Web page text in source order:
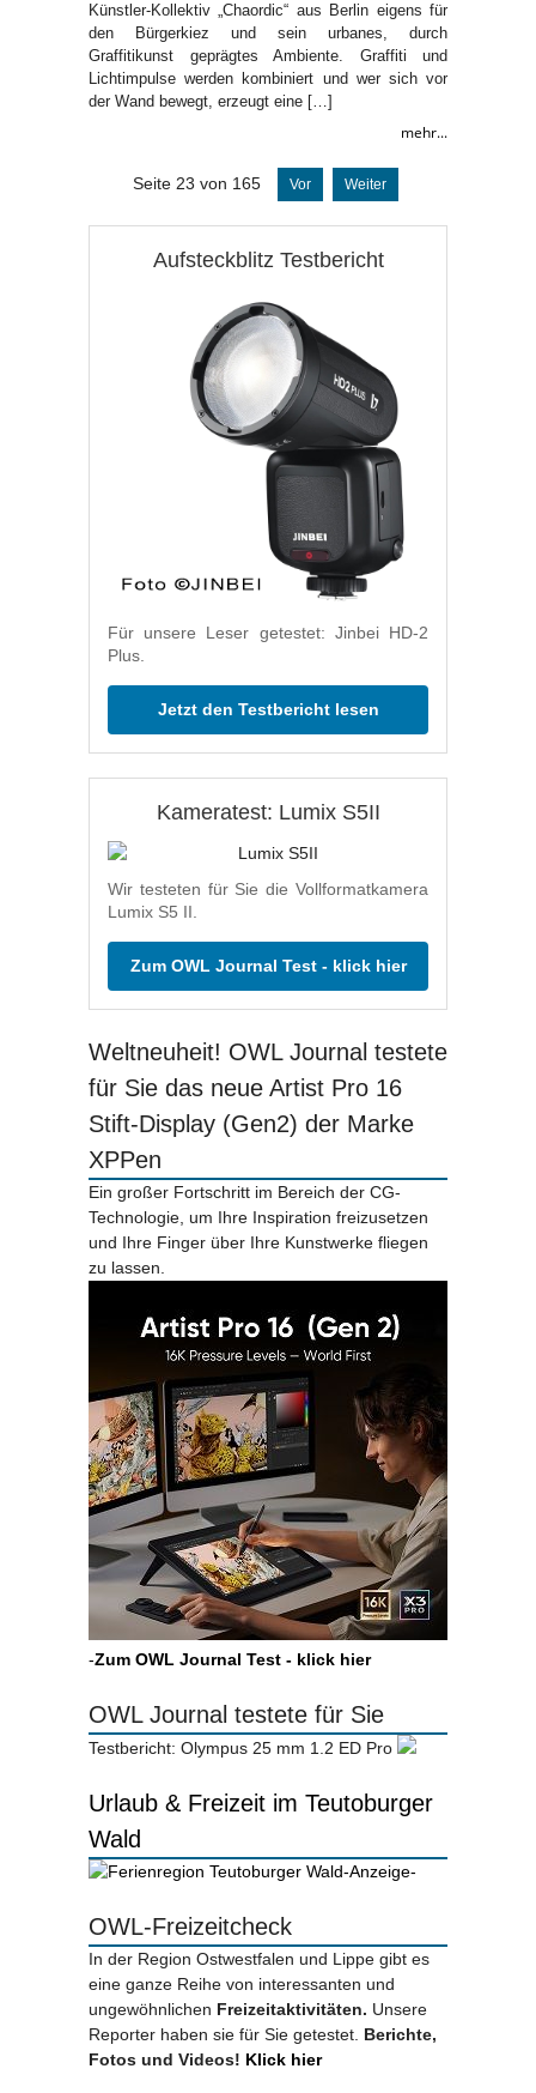
Künstler-Kollektiv „Chaordic“ aus Berlin eigens für
den Bürgerkiez und sein urbanes, durch
Graffitikunst geprägtes Ambiente. Graffiti und
Lichtimpulse werden kombiniert und wer sich vor
der Wand bewegt, erzeugt eine […]
mehr...
Seite 23 von 165 Vor Weiter
Aufsteckblitz Testbericht
Für unsere Leser getestet: Jinbei HD-2
Plus.
Jetzt den Testbericht lesen
Kameratest: Lumix S5II
Wir testeten für Sie die Vollformatkamera
Lumix S5 II.
Zum OWL Journal Test - klick hier
Weltneuheit! OWL Journal testete
für Sie das neue Artist Pro 16
Stift-Display (Gen2) der Marke
XPPen
Ein großer Fortschritt im Bereich der CG-
Technologie, um Ihre Inspiration freizusetzen
und Ihre Finger über Ihre Kunstwerke fliegen
zu lassen.
-Zum OWL Journal Test - klick hier
OWL Journal testete für Sie
Testbericht: Olympus 25 mm 1.2 ED Pro
Urlaub & Freizeit im Teutoburger
Wald
-Anzeige-
OWL-Freizeitcheck
In der Region Ostwestfalen und Lippe gibt es
eine ganze Reihe von interessanten und
ungewöhnlichen Freizeitaktivitäten. Unsere
Reporter haben sie für Sie getestet. Berichte,
Fotos und Videos! Klick hier